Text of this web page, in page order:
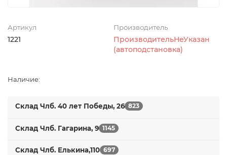
Артикул
1221
Производитель
ПроизводительНеУказан
(автоподстановка)
Наличие:
Склад Члб. 40 лет Победы, 26 823
Склад Члб. Гагарина, 9 1145
Склад Члб. Елькина,110 697